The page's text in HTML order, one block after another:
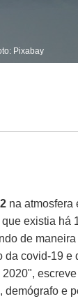
Pixabay
na atmosfera
existia há
de maneira
da covid-19 e
2020",
, demógrafo e